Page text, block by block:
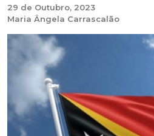
29 de Outubro, 2023
Maria Ângela Carrascalão